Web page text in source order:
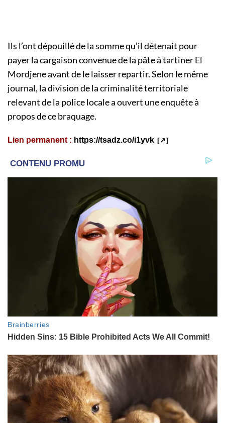
Ils l’ont dépouillé de la somme qu’il détenait pour
payer la cargaison convenue de la pâte à tartiner El
Mordjene avant de le laisser repartir. Selon le même
journal, la division de la criminalité territoriale
relevant de la police locale a ouvert une enquête à
propos de ce braquage.
Lien permanent : https://tsadz.co/i1yvk